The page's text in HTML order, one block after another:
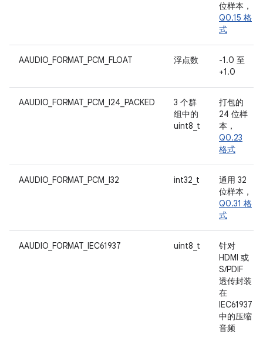
位样本，
Q0.15 格
式
AAUDIO_FORMAT_PCM_FLOAT 浮点数
-1.0 至
+1.0
AAUDIO_FORMAT_PCM_I24_PACKED
3 个群
组中的
uint8_t
打包的
24 位样
本，
Q0.23
格式
AAUDIO_FORMAT_PCM_I32 int32_t
通用 32
位样本，
Q0.31 格
式
AAUDIO_FORMAT_IEC61937 uint8_t
针对
HDMI 或
S/PDIF
透传封装
在
IEC61937
中的压缩
音频